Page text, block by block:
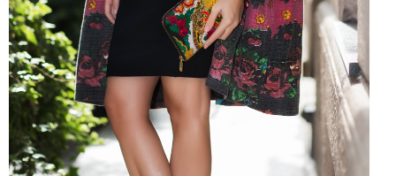
CONTACT
ABOUT
ARCHIVES
CONTACT
HOME